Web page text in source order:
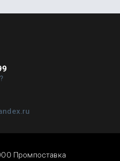
Промпоставка